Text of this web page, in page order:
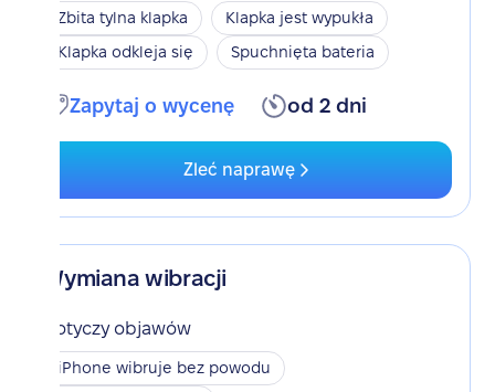
Zbita tylna klapka
Klapka jest wypukła
Klapka odkleja się
Spuchnięta bateria
Zapytaj o wycenę od 2 dni
Zleć naprawę
Wymiana wibracji
Dotyczy objawów
iPhone wibruje bez powodu